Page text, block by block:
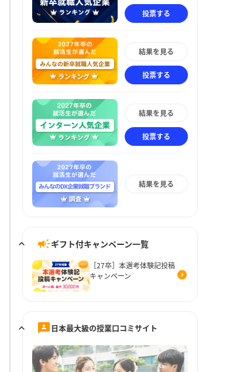
投票する
結果を見る
投票する
結果を見る
投票する
結果を見る
ギフト付キャンペーン一覧
［27卒］本選考体験記投稿
キャンペーン
日本最大級の授業口コミサイト